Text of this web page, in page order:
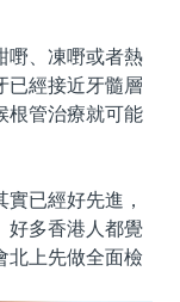
、凍嘢或者熱
已經接近牙髓層
根管治療就可能
已經好先進，
好多香港人都覺
北上先做全面檢